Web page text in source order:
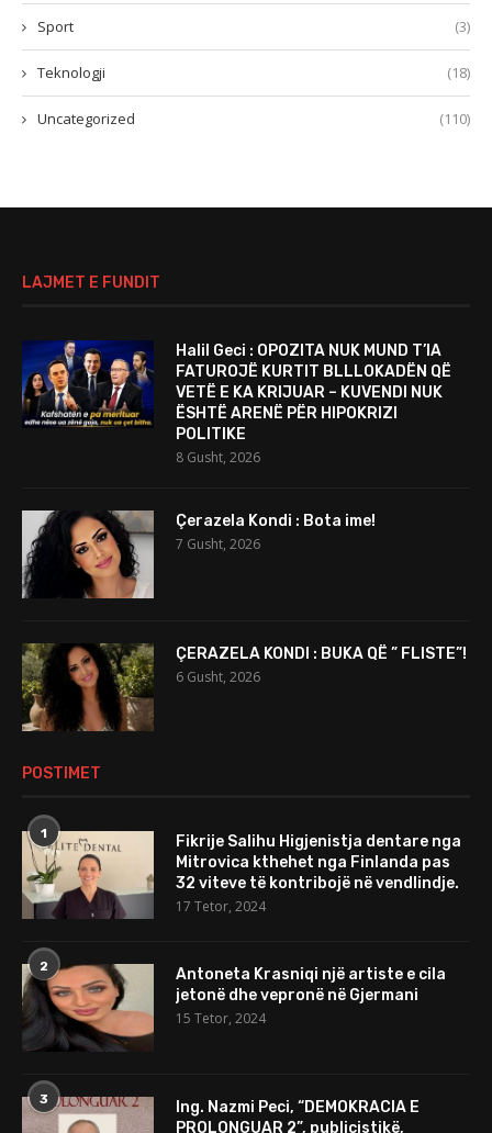
Sport (3)
Teknologji (18)
Uncategorized (110)
LAJMET E FUNDIT
Halil Geci : OPOZITA NUK MUND T’IA
FATUROJË KURTIT BLLLOKADËN QË
VETË E KA KRIJUAR – KUVENDI NUK
ËSHTË ARENË PËR HIPOKRIZI
POLITIKE
8 Gusht, 2026
Çerazela Kondi : Bota ime!
7 Gusht, 2026
ÇERAZELA KONDI : BUKA QË ” FLISTE”!
6 Gusht, 2026
POSTIMET
1
Fikrije Salihu Higjenistja dentare nga
Mitrovica kthehet nga Finlanda pas
32 viteve të kontribojë në vendlindje.
17 Tetor, 2024
2
Antoneta Krasniqi një artiste e cila
jetonë dhe vepronë në Gjermani
15 Tetor, 2024
3
Ing. Nazmi Peci, “DEMOKRACIA E
PROLONGUAR 2”, publicistikë,